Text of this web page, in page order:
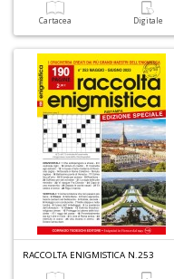
Cartacea Digitale
RACCOLTA ENIGMISTICA N.253